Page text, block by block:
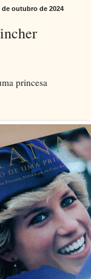
outubro de 2024
princesa